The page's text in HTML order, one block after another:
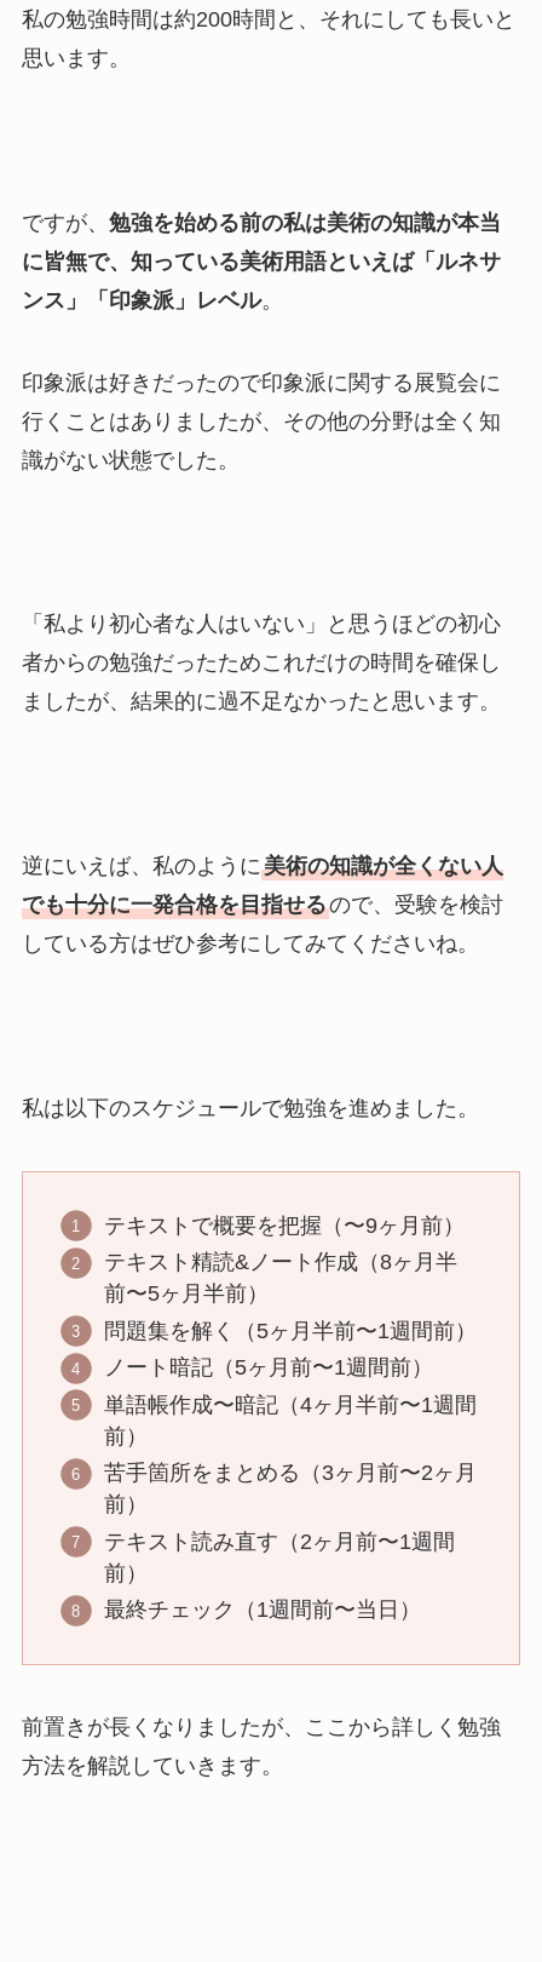
私の勉強時間は約200時間と、それにしても長いと
思います。
ですが、 勉強を始める前の私は美術の知識が本当
に皆無で、知っている美術用語といえば「ルネサ
ンス」「印象派」レベル。
印象派は好きだったので印象派に関する展覧会に
行くことはありましたが、その他の分野は全く知
識がない状態でした。
「私より初心者な人はいない」と思うほどの初心
者からの勉強だったためこれだけの時間を確保し
ましたが、結果的に過不足なかったと思います。
逆にいえば、私のように美術の知識が全くない人
でも十分に一発合格を目指せるので、受験を検討
している方はぜひ参考にしてみてくださいね。
私は以下のスケジュールで勉強を進めました。
テキストで概要を把握（〜9ヶ月前）
テキスト精読&ノート作成（8ヶ月半
前〜5ヶ月半前）
問題集を解く（5ヶ月半前〜1週間前）
ノート暗記（5ヶ月前〜1週間前）
単語帳作成〜暗記（4ヶ月半前〜1週間
前）
苦手箇所をまとめる（3ヶ月前〜2ヶ月
前）
テキスト読み直す（2ヶ月前〜1週間
前）
最終チェック（1週間前〜当日）
前置きが長くなりましたが、ここから詳しく勉強
方法を解説していきます。